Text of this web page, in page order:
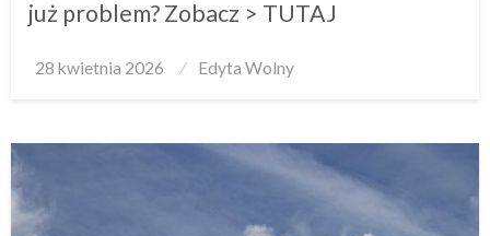
już problem? Zobacz > TUTAJ
Posted
28 kwietnia 2026 Edyta Wolny